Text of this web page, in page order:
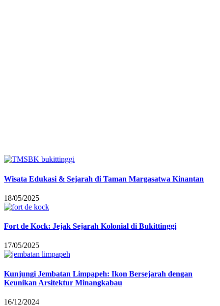
Wisata Edukasi & Sejarah di Taman Margasatwa Kinantan
18/05/2025
Fort de Kock: Jejak Sejarah Kolonial di Bukittinggi
17/05/2025
Kunjungi Jembatan Limpapeh: Ikon Bersejarah dengan
Keunikan Arsitektur Minangkabau
16/12/2024